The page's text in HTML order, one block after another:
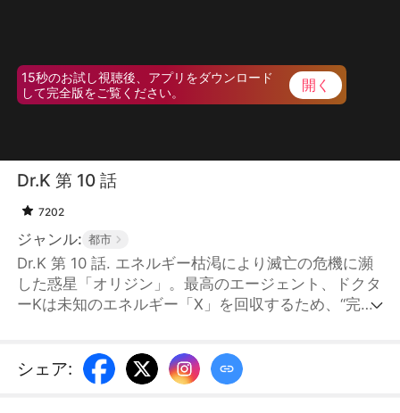
15秒のお試し視聴後、アプリをダウンロード
して完全版をご覧ください。
開く
Dr.K 第 10 話
7202
ジャンル: 都市
Dr.K 第 10 話. エネルギー枯渇により滅亡の危機に瀕
した惑星「オリジン」。最高のエージェント、ドクタ
ーKは未知のエネルギー「X」を回収するため、“完璧
り捕まってしまう。ハンビョルの脅しに屈し、奇妙な
同居生活を始めることになったドクターKは、エネル
シェア: